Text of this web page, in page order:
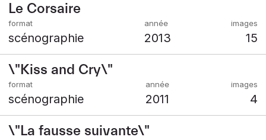
Le Corsaire
scénographie 2013 15
\"Kiss and Cry\"
scénographie 2011 4
\"La fausse suivante\"